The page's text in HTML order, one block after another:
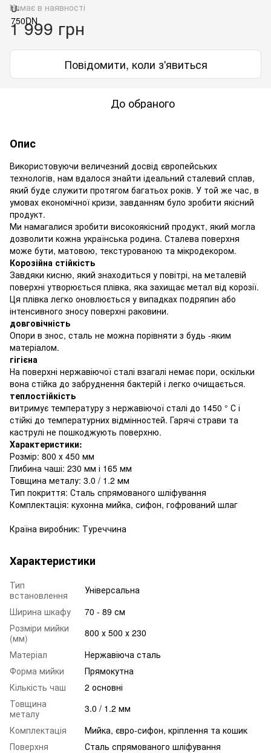
Немає в наявності
1 999 грн
Повідомити, коли з'явиться
До обраного
Опис
Використовуючи величезний досвід європейських
технологів, нам вдалося знайти ідеальний сталевий сплав,
який буде служити протягом багатьох років. У той же час, в
умовах економічної кризи, завданням було зробити якісний
продукт.
Ми намагалися зробити високоякісний продукт, який могла
дозволити кожна українська родина. Сталева поверхня
може бути, матовою, текстурованою та мікродекором.
Корозійна стійкість
Завдяки кисню, який знаходиться у повітрі, на металевій
поверхні утворюється плівка, яка захищає метал від корозії.
Ця плівка легко оновлюється у випадках подряпин або
інтенсивного зносу поверхні раковини.
довговічність
Опори в знос, сталь не можна порівняти з будь -яким
матеріалом.
гігієна
На поверхні нержавіючої сталі взагалі немає пори, оскільки
вона стійка до забруднення бактерій і легко очищається.
теплостійкість
витримує температуру з нержавіючої сталі до 1450 ° С і
стійкі до температурних відмінностей. Гарячі страви та
каструлі не пошкоджують поверхню.
Характеристики:
Розмір: 800 х 450 мм
Глибина чаші: 230 мм і 165 мм
Товщина металу: 3.0 / 1.2 мм
Тип покриття: Сталь спрямованого шліфування
Комплектація: кухонна мийка, сифон, гофрований шлаг
Країна виробник: Туреччина
Характеристики
Тип
встановлення
Універсальна
Ширина шкафу
70 - 89 см
Розміри мийки
(мм)
800 х 500 х 230
Матеріал
Нержавіюча сталь
Форма мийки
Прямокутна
Кількість чаш
2 основні
Товщина
металу
3.0 / 1.2 мм
Комплектація
Мийка, євро-сифон, кріплення та кошик
Поверхня
Сталь спрямованого шліфування